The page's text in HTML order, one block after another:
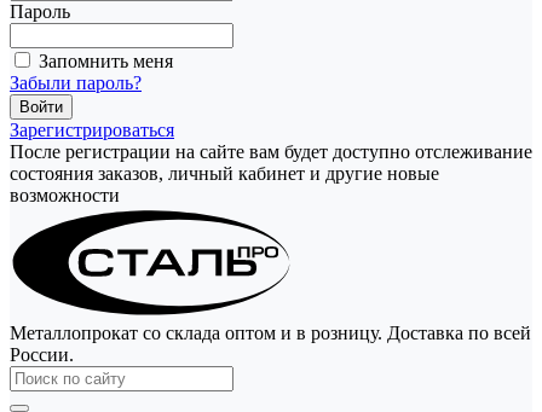
Пароль
Запомнить меня
Забыли пароль?
Зарегистрироваться
После регистрации на сайте вам будет доступно отслеживание
состояния заказов, личный кабинет и другие новые
возможности
Металлопрокат со склада оптом и в розницу. Доставка по всей
России.